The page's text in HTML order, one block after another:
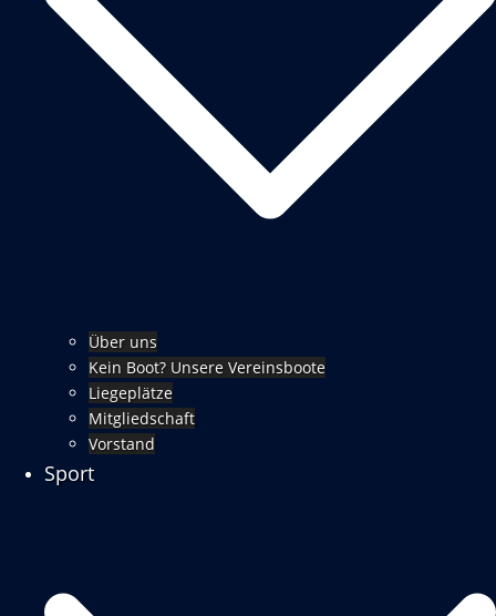
Über uns
Kein Boot? Unsere Vereinsboote
Liegeplätze
Mitgliedschaft
Vorstand
Sport